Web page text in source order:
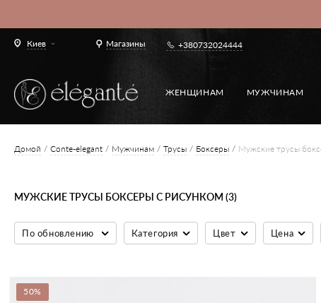
Киев Магазины +380732024444
ЖЕНЩИНАМ МУЖЧИНАМ
Домой Conte-elegant Мужчинам Трусы Боксеры Мужские трусы
МУЖСКИЕ ТРУСЫ БОКСЕРЫ С РИСУНКОМ (3)
По обновлению Категория Цвет Цена
50%